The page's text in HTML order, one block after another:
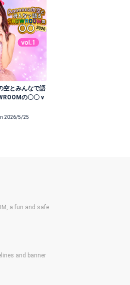
空とみんなで語
の〇〇 v
2026/5/25
a fun and safe
and banner